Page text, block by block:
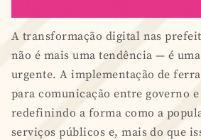
A transformação digital nas
não é mais uma tendência — é
urgente. A implementação de
para comunicação entre governo
redefinindo a forma como a
serviços públicos e, mais do que